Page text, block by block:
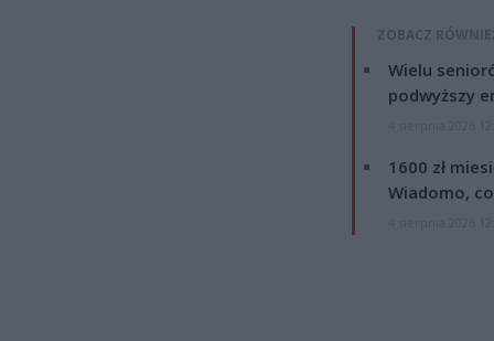
ZOBACZ
Wielu
podwyższy
1600 zł
Wiadomo,